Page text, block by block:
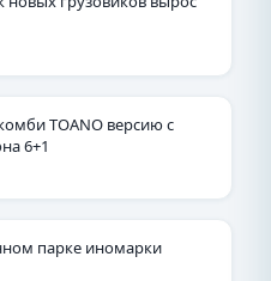
TOANO версию с
6+1
парке иномарки